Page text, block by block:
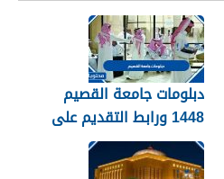
دبلومات جامعة القصيم
1448 ورابط التقديم على
دبلومات جامعة القصيم
qudcss.com